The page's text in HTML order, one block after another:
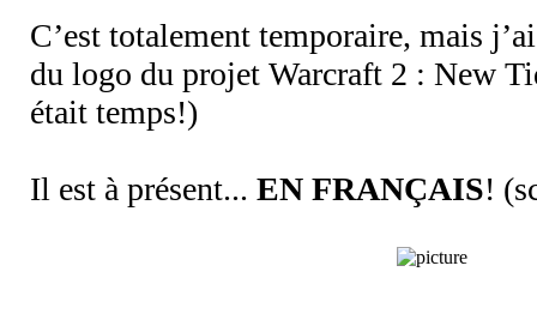
C’est totalement temporaire, mais
du logo du projet Warcraft 2 : New
était temps!)
Il est à présent... EN FRANÇAIS!